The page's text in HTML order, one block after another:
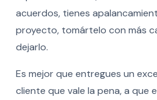
acuerdos, tienes
proyecto, tomártelo con más
dejarlo.
Es mejor que entregues un
cliente que vale la pena, a que